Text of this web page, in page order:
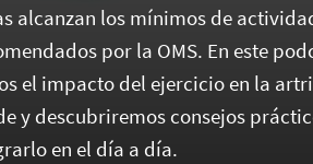
alcanzan los mínimos de
por la OMS. En este
el impacto del ejercicio en la
y descubriremos consejos
en el día a día.